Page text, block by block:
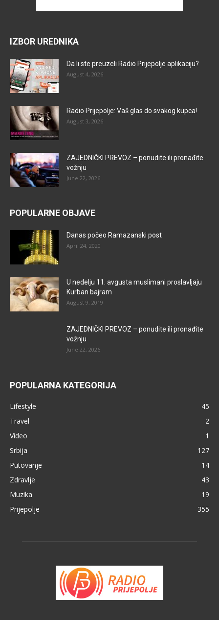
IZBOR UREDNIKA
Da li ste preuzeli Radio Prijepolje aplikaciju?
August 4, 2026
Radio Prijepolje: Vaš glas do svakog kupca!
August 3, 2026
ZAJEDNIČKI PREVOZ – ponudite ili pronađite
vožnju
June 22, 2026
POPULARNE OBJAVE
Danas počeo Ramazanski post
April 24, 2020
U nedelju 11. avgusta muslimani proslavljaju
Kurban bajram
August 9, 2019
ZAJEDNIČKI PREVOZ – ponudite ili pronađite
vožnju
June 22, 2026
POPULARNA KATEGORIJA
Lifestyle
45
Travel
2
Video
1
Srbija
127
Putovanje
14
Zdravlje
43
Muzika
19
Prijepolje
355